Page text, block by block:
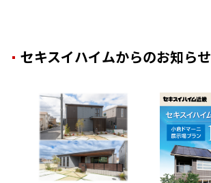
セキスイハイムからのお知らせ